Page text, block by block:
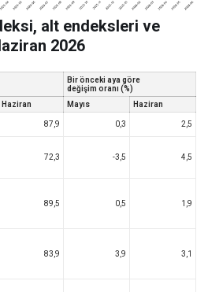
alt endeksleri ve
2026
Bir önceki aya göre
değişim oranı (%)
Haziran Mayıs
Haziran
87,9 0,3 2,5
72,3 -3,5 4,5
89,5 0,5 1,9
83,9 3,9 3,1